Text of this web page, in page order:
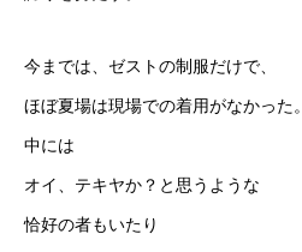
ブログ
今までは、ゼストの制服だけで、
ほぼ夏場は現場での着用がなかった。
中には
オイ、テキヤか？と思うような
恰好の者もいたり